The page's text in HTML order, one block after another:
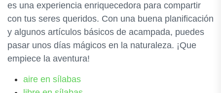
es una experiencia enriquecedora para compartir
con tus seres queridos. Con una buena planificación
y algunos artículos básicos de acampada, puedes
pasar unos días mágicos en la naturaleza. ¡Que
empiece la aventura!
aire en sílabas